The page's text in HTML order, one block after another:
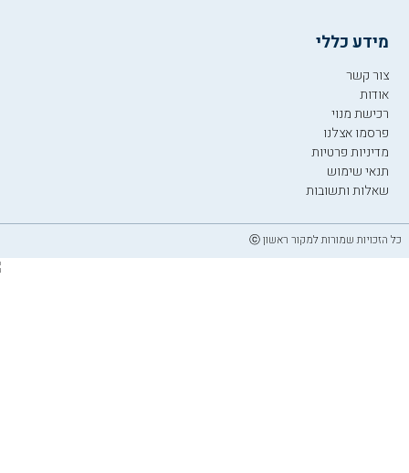
מידע כללי
צור קשר
אודות
רכישת מנוי
פרסמו אצלנו
מדיניות פרטיות
תנאי שימוש
שאלות ותשובות
כל הזכויות שמורות למקור ראשון ⓒ